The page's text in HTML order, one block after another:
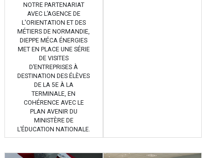
NOTRE PARTENARIAT
AVEC L’AGENCE DE
L'ORIENTATION ET DES
MÉTIERS DE NORMANDIE,
DIEPPE MÉCA ÉNERGIES
MET EN PLACE UNE SÉRIE
DE VISITES
D’ENTREPRISES À
DESTINATION DES ÉLÈVES
DE LA 5E À LA
TERMINALE, EN
COHÉRENCE AVEC LE
PLAN AVENIR DU
MINISTÈRE DE
L’ÉDUCATION NATIONALE.